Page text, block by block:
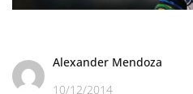
Alexander Mendoza
10/12/2014